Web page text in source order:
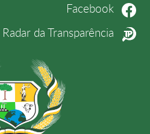
Facebook
Radar da Transparência